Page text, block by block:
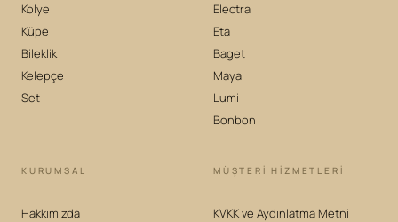
Kolye
Küpe
Bileklik
Kelepçe
Set
Electra
Eta
Baget
Maya
Lumi
Bonbon
KURUMSAL
Hakkımızda
MÜŞTERİ HİZMETLERİ
KVKK ve Aydınlatma Metni